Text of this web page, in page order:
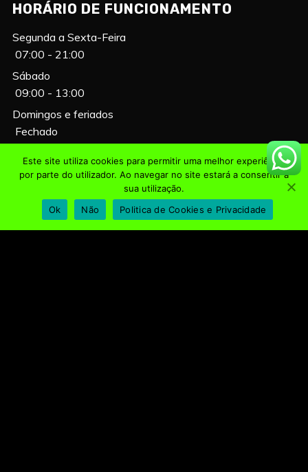
HORÁRIO DE FUNCIONAMENTO
Segunda a Sexta-Feira
07:00 - 21:00
Sábado
09:00 - 13:00
Domingos e feriados
Fechado
CONTACTOS
255 147 352 | 913 588 921
Av. General Humberto Delgado, R/C Fracção E,
Este site utiliza cookies para permitir uma melhor experiência
por parte do utilizador. Ao navegar no site estará a consentir a
sua utilização.
Ok
Não Politica de Cookies e Privacidade